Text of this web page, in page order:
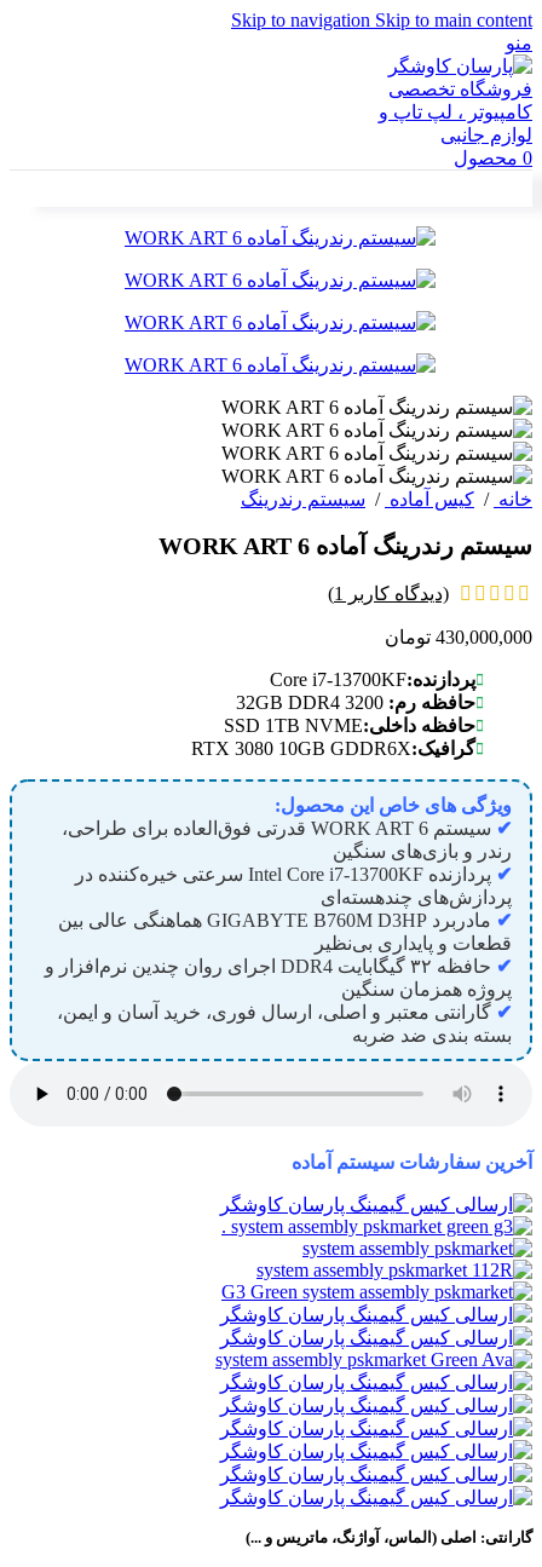
Skip to navigation Skip to main content
منو
0 محصول
خانه / کیس آماده / سیستم رندرینگ
سیستم رندرینگ آماده WORK ART 6
(دیدگاه کاربر 1
)
430,000,000 تومان
پردازنده:Core i7-13700KF
حافظه رم:
حافظه داخلی:SSD 1TB NVME
گرافیک:RTX 3080 10GB GDDR6X
ویژگی های خاص این محصول:
✔
سیستم WORK ART 6 قدرتی فوق‌العاده برای طراحی،
رندر و بازی‌های سنگین
✔
پردازنده Intel Core i7-13700KF سرعتی خیره‌کننده در
پردازش‌های چند‌هسته‌ای
✔
مادربرد GIGABYTE B760M D3HP هماهنگی عالی بین
قطعات و پایداری بی‌نظیر
✔
حافظه ۳۲ گیگابایت DDR4 اجرای روان چندین نرم‌افزار و
پروژه همزمان سنگین
✔ گارانتی معتبر و اصلی، ارسال فوری، خرید آسان و ایمن،
بسته بندی ضد ضربه
آخرین سفارشات سیستم آماده
گارانتی: اصلی (الماس، آواژنگ، ماتریس و ...)